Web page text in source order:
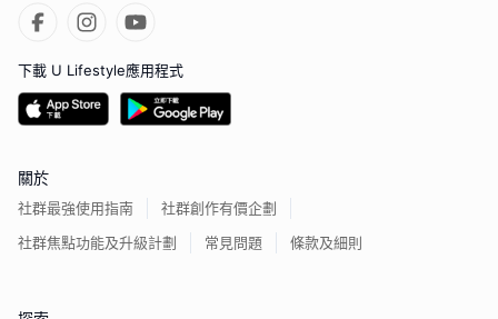
下載 U Lifestyle應用程式
關於
社群最強使用指南
社群創作有價企劃
社群焦點功能及升級計劃
常見問題 條款及細則